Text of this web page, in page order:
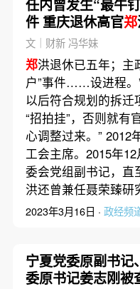
任内曾发生“最牛
件 重庆退休高官郑
文｜财新 冯华妹
郑洪退休已五年；主
户”事件……设进程。
以后符合规划的拆迁
“招拍挂”，否则就有
心调整过来。” 2012
工会主席。2015年12
委会党组副书记，直
洪还曾兼任聂荣臻
2023年3月16日 · 政经频
宁夏党委原副书记
委原书记姜志刚被